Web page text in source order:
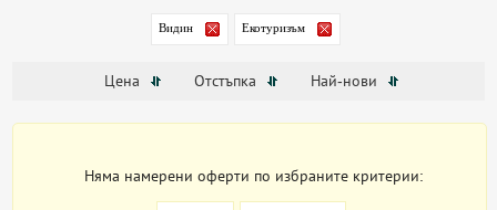
Видин Екотуризъм
Цена Отстъпка Най-нови
Няма намерени оферти по избраните критерии: